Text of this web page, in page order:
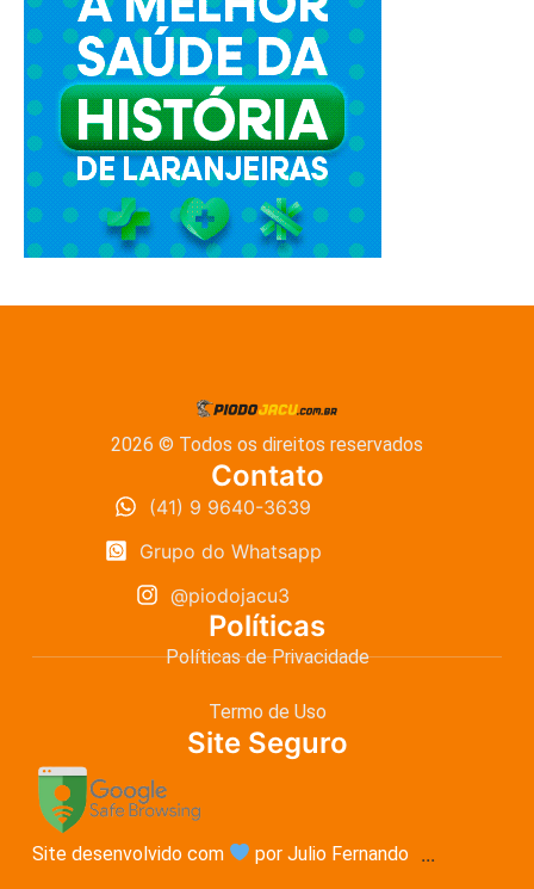
2026 © Todos os direitos reservados
Contato
(41) 9 9640-3639
Grupo do Whatsapp
@piodojacu3
Políticas
Políticas de Privacidade
Termo de Uso
Site Seguro
Site desenvolvido com por Julio Fernando ...